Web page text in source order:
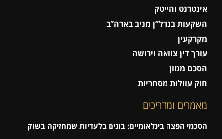
אינטרנט והייטק
השקעות בנדל”ן מניב בארה”ב
מקרקעין
עורך דין צוואה וירושה
הסכם ממון
חוק עוולות מסחריות
מאמרים ומדריכים
הסכמי הפצה בינלאומיים: בונים בלעדיות שמחזיקה בשוק